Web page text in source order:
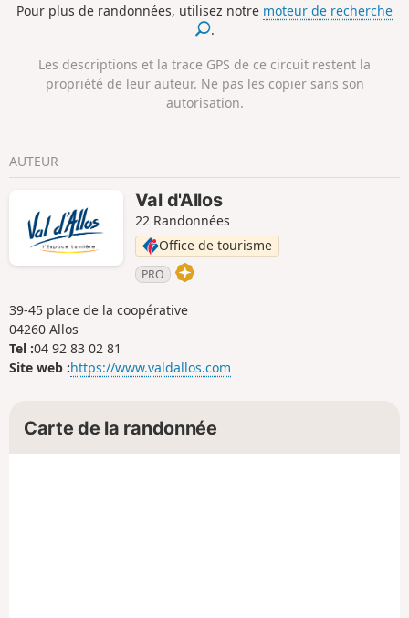
Pour plus de randonnées, utilisez notre moteur de recherche
.
Les descriptions et la trace GPS de ce circuit restent la
propriété de leur auteur. Ne pas les copier sans son
autorisation.
AUTEUR
Val d'Allos
22 Randonnées
Office de tourisme
PRO
39-45 place de la coopérative
04260 Allos
Tel :04 92 83 02 81
Site web :https://www.valdallos.com
Carte de la randonnée